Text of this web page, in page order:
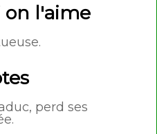
on l'aime
perd ses